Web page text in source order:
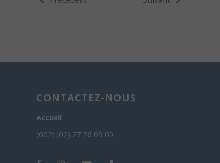
CONTACTEZ-NOUS
Accueil
(002) (02) 27 26 09 00